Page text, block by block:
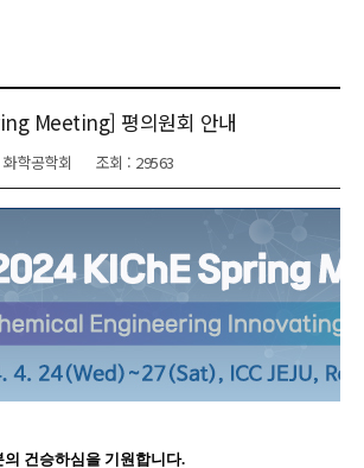
Meeting] 평의원회 안내
학공학회 조회 : 29563